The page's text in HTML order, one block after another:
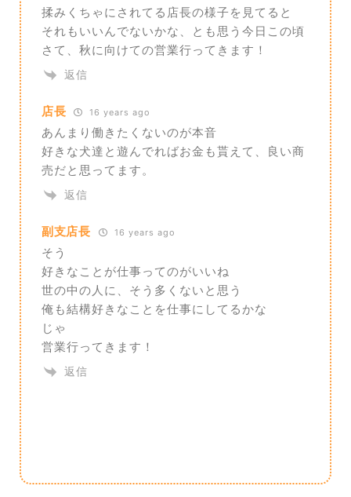
揉みくちゃにされてる店長の様子を見てると
それもいいんでないかな、とも思う今日この頃
さて、秋に向けての営業行ってきます！
返信
店長 16 years ago
あんまり働きたくないのが本音
好きな犬達と遊んでればお金も貰えて、良い商
売だと思ってます。
返信
副支店長 16 years ago
そう
好きなことが仕事ってのがいいね
世の中の人に、そう多くないと思う
俺も結構好きなことを仕事にしてるかな
じゃ
営業行ってきます！
返信